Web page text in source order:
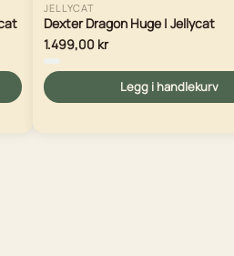
JELLYCAT
Dexter Dragon Huge | Jellycat
1.499,00 kr
Legg i handlekurv